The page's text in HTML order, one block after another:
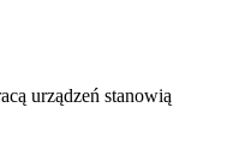
urządzeń stanowią